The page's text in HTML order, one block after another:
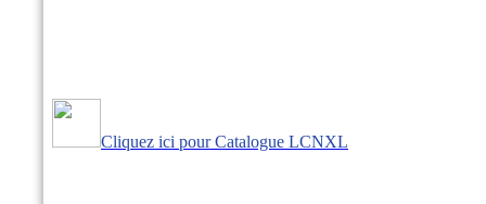
Cliquez ici pour Catalogue LCNXL